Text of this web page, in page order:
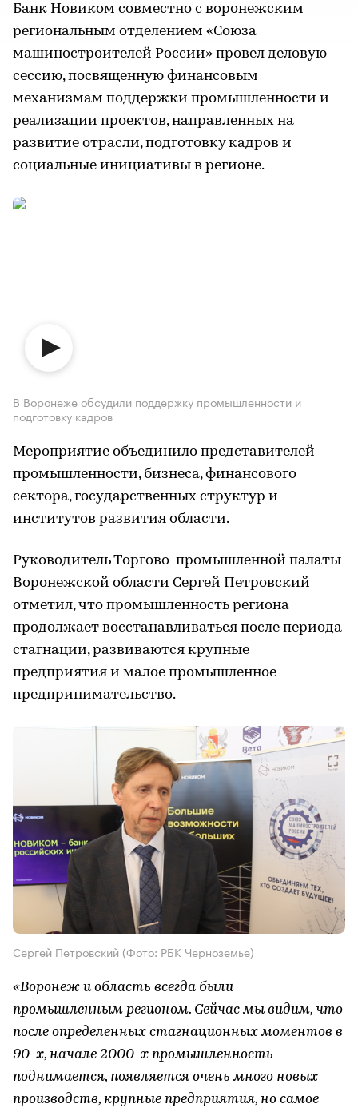
Банк Новиком совместно с воронежским
региональным отделением «Союза
машиностроителей России» провел деловую
сессию, посвященную финансовым
механизмам поддержки промышленности и
реализации проектов, направленных на
развитие отрасли, подготовку кадров и
социальные инициативы в регионе.
В Воронеже обсудили поддержку промышленности и
подготовку кадров
Мероприятие объединило представителей
промышленности, бизнеса, финансового
сектора, государственных структур и
институтов развития области.
Руководитель Торгово-промышленной палаты
Воронежской области Сергей Петровский
отметил, что промышленность региона
продолжает восстанавливаться после периода
стагнации, развиваются крупные
предприятия и малое промышленное
предпринимательство.
Сергей Петровский (Фото: РБК Черноземье)
«Воронеж и область всегда были
промышленным регионом. Сейчас мы видим, что
после определенных стагнационных моментов в
90-х, начале 2000-х промышленность
поднимается, появляется очень много новых
производств, крупные предприятия, но самое